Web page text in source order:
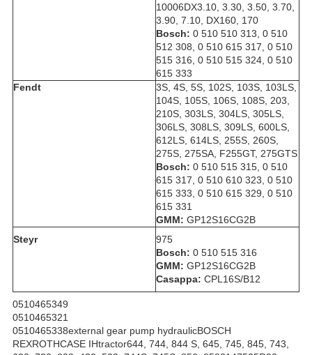
10006DX3.10, 3.30, 3.50, 3.70,
3.90, 7.10, DX160, 170
Bosch: 0 510 510 313, 0 510
512 308 0 510 615 317 0 510
515 316 0 510 515 324 0 510
615 333
Fendt
3S, 4S, 5S, 102S, 103S, 103LS,
104S, 105S, 106S, 108S, 203,
210S, 303LS, 304LS, 305LS,
306LS, 308LS, 309LS, 600LS,
612LS, 614LS, 255S, 260S,
275S, 275SA, F255GT, 275GTS
Bosch: 0 510 515 315, 0 510
615 317, 0 510 610 323, 0 510
615 333, 0 510 615 329, 0 510
615 331
GMM: GP12S16CG2B
Steyr
975
Bosch: 0 510 515 316
GMM: GP12S16CG2B
Casappa: CPL16S/B12
0510465349
0510465321
0510465338external gear pump hydraulicBOSCH
REXROTHCASE IHtractor644, 744, 844 S, 645, 745, 845, 743,